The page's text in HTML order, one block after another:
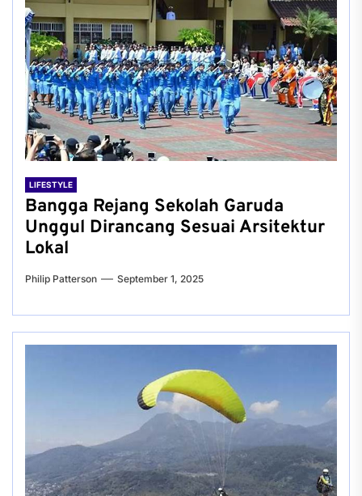
LIFESTYLE
Bangga Rejang Sekolah Garuda
Unggul Dirancang Sesuai Arsitektur
Lokal
Philip Patterson September 1, 2025